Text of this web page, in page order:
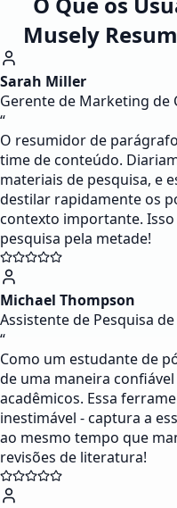
Musely
Sarah Miller
Gerente de Marketing de
“
O resumidor de
time de conteúdo.
materiais de pesquisa, e
destilar rapidamente os
contexto importante.
pesquisa pela metade!
Michael Thompson
Assistente de Pesquisa
“
Como um estudante de
de uma maneira
acadêmicos. Essa
inestimável - captura a
ao mesmo tempo que
revisões de literatura!